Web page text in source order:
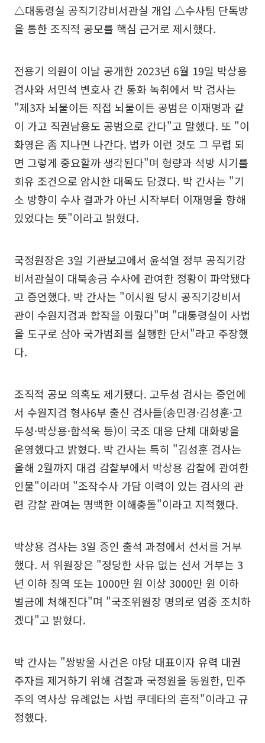
△대통령실 공직기강비서관실 개입 △수사팀 단톡방
을 통한 조직적 공모를 핵심 근거로 제시했다.
전용기 의원이 이날 공개한 2023년 6월 19일 박상용
검사와 서민석 변호사 간 통화 녹취에서 박 검사는
"제3자 뇌물이든 직접 뇌물이든 공범은 이재명과 같
이 가고 직권남용도 공범으로 간다"고 말했다. 또 "이
화영은 좀 지나면 나간다. 법카 이런 것도 그 무렵 되
면 그렇게 중요할까 생각된다"며 형량과 석방 시기를
회유 조건으로 암시한 대목도 담겼다. 박 간사는 "기
소 방향이 수사 결과가 아닌 시작부터 이재명을 향해
있었다는 뜻"이라고 밝혔다.
국정원장은 3일 기관보고에서 윤석열 정부 공직기강
비서관실이 대북송금 수사에 관여한 정황이 파악됐다
고 증언했다. 박 간사는 "이시원 당시 공직기강비서
관이 수원지검과 합작을 이뤘다"며 "대통령실이 사법
을 도구로 삼아 국가범죄를 실행한 단서"라고 주장했
다.
조직적 공모 의혹도 제기됐다. 고두성 검사는 증언에
서 수원지검 형사6부 출신 검사들(송민경·김성훈·고
두성·박상용·함석욱 등)이 국조 대응 단체 대화방을
운영했다고 밝혔다. 박 간사는 특히 "김성훈 검사는
올해 2월까지 대검 감찰부에서 박상용 감찰에 관여한
인물"이라며 "조작수사 가담 이력이 있는 검사의 관
련 감찰 관여는 명백한 이해충돌"이라고 지적했다.
박상용 검사는 3일 증인 출석 과정에서 선서를 거부
했다. 서 위원장은 "정당한 사유 없는 선서 거부는 3
년 이하 징역 또는 1000만 원 이상 3000만 원 이하
벌금에 처해진다"며 "국조위원장 명의로 엄중 조치하
겠다"고 밝혔다.
박 간사는 "쌍방울 사건은 야당 대표이자 유력 대권
주자를 제거하기 위해 검찰과 국정원을 동원한, 민주
주의 역사상 유례없는 사법 쿠데타의 흔적"이라고 규
정했다.